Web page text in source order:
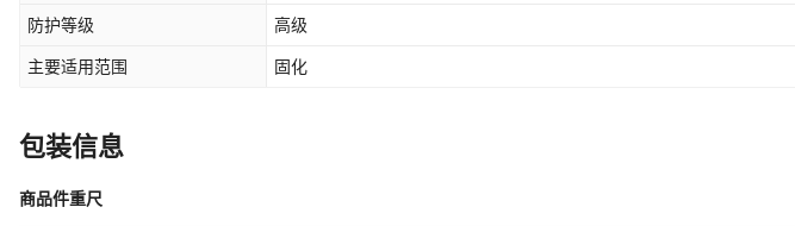
防护等级 高级
主要适用范围 固化
包装信息
商品件重尺